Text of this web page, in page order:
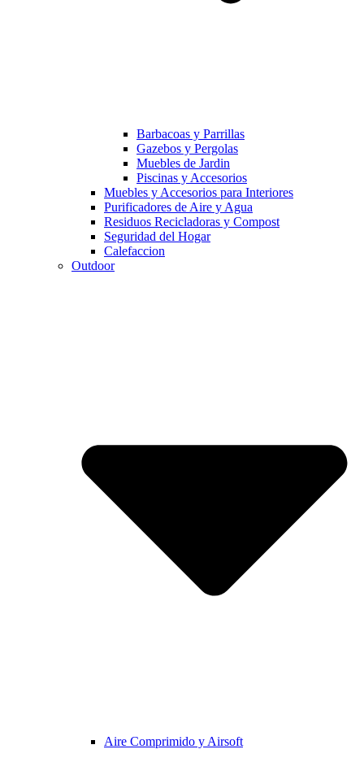
Barbacoas y Parrillas
Gazebos y Pergolas
Muebles de Jardin
Piscinas y Accesorios
Muebles y Accesorios para Interiores
Purificadores de Aire y Agua
Residuos Recicladoras y Compost
Seguridad del Hogar
Calefaccion
Outdoor
Aire Comprimido y Airsoft